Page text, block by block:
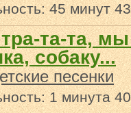
45 минут
тра-та-та,
собаку...
песенки
1 минута